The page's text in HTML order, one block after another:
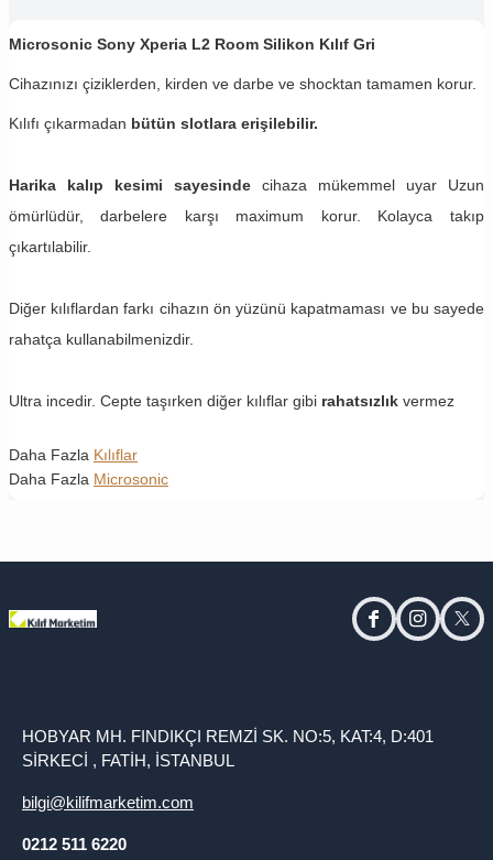
Microsonic Sony Xperia L2 Room Silikon Kılıf Gri
Cihazınızı çiziklerden, kirden ve darbe ve shocktan tamamen korur.
Kılıfı çıkarmadan bütün slotlara erişilebilir.
Harika kalıp kesimi sayesindecihaza mükemmel uyar Uzun
ömürlüdür, darbelere karşı maximum korur. Kolayca takıp
çıkartılabilir.
Diğer kılıflardan farkı cihazın ön yüzünü kapatmaması ve bu sayede
rahatça kullanabilmenizdir.
Ultra incedir. Cepte taşırken diğer kılıflar gibi rahatsızlık vermez
Daha Fazla Kılıflar
Daha Fazla Microsonic
facebookinstagram
HOBYAR MH. FINDIKÇI REMZİ SK. NO:5, KAT:4, D:401
SİRKECİ , FATİH, İSTANBUL
bilgi@kilifmarketim.com
0212 511 6220